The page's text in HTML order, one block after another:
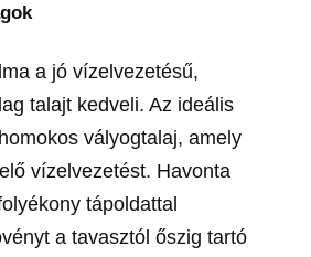
a jó vízelvezetésű,
talajt kedveli. Az ideális
vályogtalaj, amely
vízelvezetést. Havonta
tápoldattal
a tavasztól őszig tartó